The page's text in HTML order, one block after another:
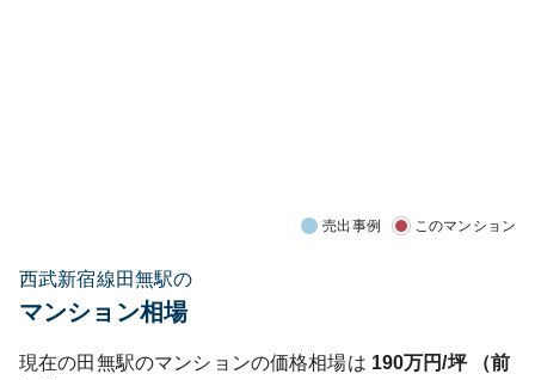
売出事例 このマンション
西武新宿線田無駅の
マンション相場
現在の田無駅のマンションの価格相場は 190万円/坪 （前